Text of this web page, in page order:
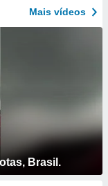
Mais vídeos
Brasil.